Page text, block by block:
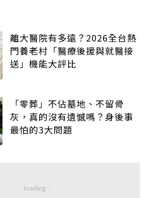
離大醫院有多遠？2026全台熱
門養老村「醫療後援與就醫接
送」機能大評比
「零葬」不佔墓地、不留骨
灰，真的沒有遺憾嗎？身後事
最怕的3大問題